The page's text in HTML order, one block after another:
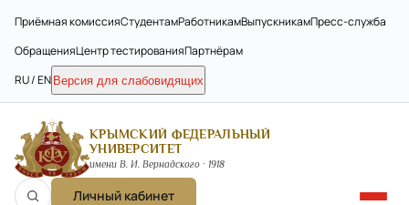
Приёмная комиссияСтудентамРаботникамВыпускникамПресс-служба
ОбращенияЦентр тестированияПартнёрам
RU / EN Версия для слабовидящих
КРЫМСКИЙ ФЕДЕРАЛЬНЫЙ
УНИВЕРСИТЕТ
имени В. И. Вернадского · 1918
Личный кабинет